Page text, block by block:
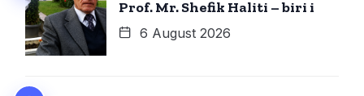
Prof. Mr. Shefik Haliti – biri i
6 August 2026